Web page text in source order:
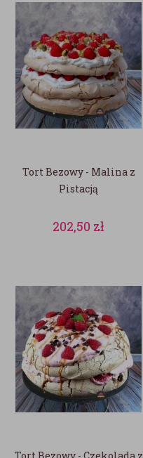
Tort Bezowy - Malina z
Pistacją
202,50 zł